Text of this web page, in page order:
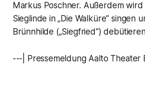
Markus Poschner. Außerdem
Sieglinde in „Die Walküre“ singen
Brünnhilde („Siegfried“)
---| Pressemeldung Aalto Theater